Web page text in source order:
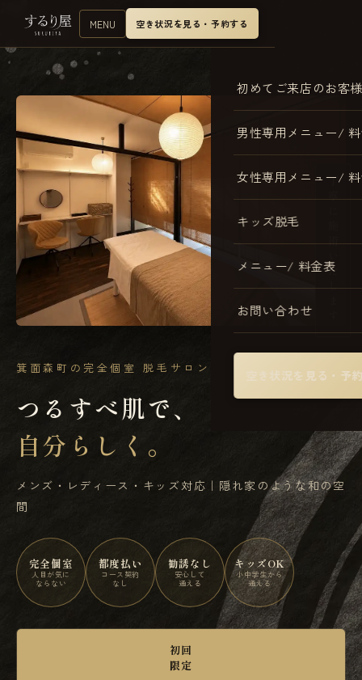
MENU 空き状況を見る・予約する
初めてご来店のお客
男性専用メニュー/
女性専用メニュー/
キッズ脱毛
メニュー/ 料金表
お問い合わせ
空き状況を見る・予
箕面森町の完全個室 脱毛サロン
つるすべ肌で、
自分らしく。
メンズ・レディース・キッズ対応｜隠れ家のような和の空
間
完全個室
人目が気に
ならない
都度払い
コース契約
なし
勧誘なし
安心して
通える
キッズOK
小中学生から
通える
初回
限定
丁寧に施術いたします